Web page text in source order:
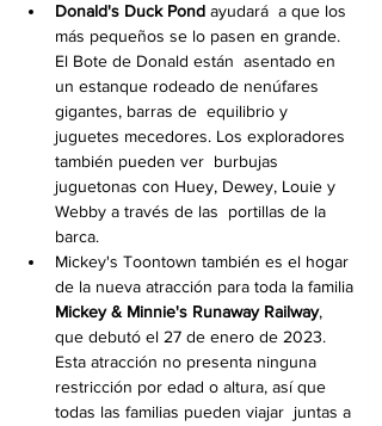
Donald's Duck Pond ayudará  a que los
más pequeños se lo pasen en grande.
El Bote de Donald están  asentado en
un estanque rodeado de nenúfares
gigantes, barras de  equilibrio y
juguetes mecedores. Los exploradores
también pueden ver  burbujas
juguetonas con Huey, Dewey, Louie y
Webby a través de las  portillas de la
barca.
Mickey's Toontown también es el hogar
de la nueva atracción para toda la familia
Mickey & Minnie's Runaway Railway,
que debutó el 27 de enero de 2023.
Esta atracción no presenta ninguna
restricción por edad o altura, así que
todas las familias pueden viajar  juntas a